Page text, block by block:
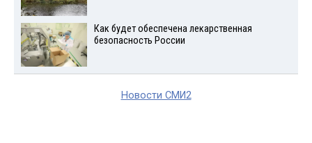
Как будет обеспечена лекарственная
безопасность России
Новости СМИ2